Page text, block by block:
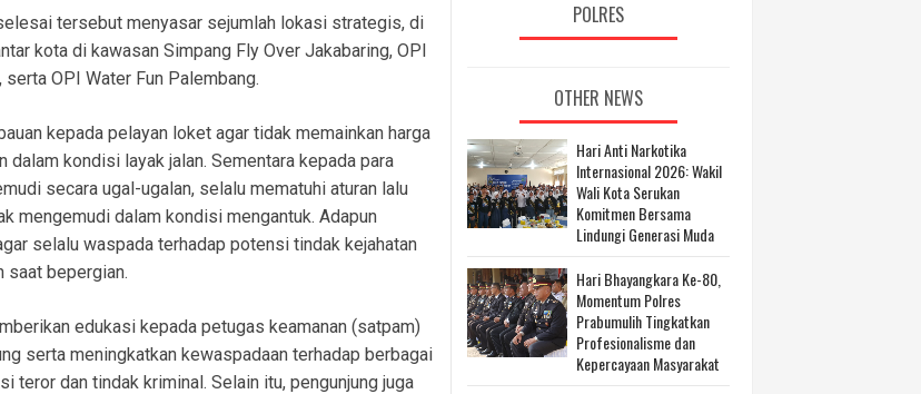
tersebut menyasar sejumlah lokasi strategis, di
kota di kawasan Simpang Fly Over Jakabaring, OPI
OPI Water Fun Palembang.
kepada pelayan loket agar tidak memainkan harga
kondisi layak jalan. Sementara kepada para
secara ugal-ugalan, selalu mematuhi aturan lalu
mengemudi dalam kondisi mengantuk. Adapun
selalu waspada terhadap potensi tindak kejahatan
saat bepergian.
edukasi kepada petugas keamanan (satpam)
serta meningkatkan kewaspadaan terhadap berbagai
teror dan tindak kriminal. Selain itu, pengunjung juga
POLRES
OTHER NEWS
Hari Anti Narkotika
Internasional 2026: Wakil
Wali Kota Serukan
Komitmen Bersama
Lindungi Generasi Muda
Hari Bhayangkara Ke-80,
Momentum Polres
Prabumulih Tingkatkan
Profesionalisme dan
Kepercayaan Masyarakat